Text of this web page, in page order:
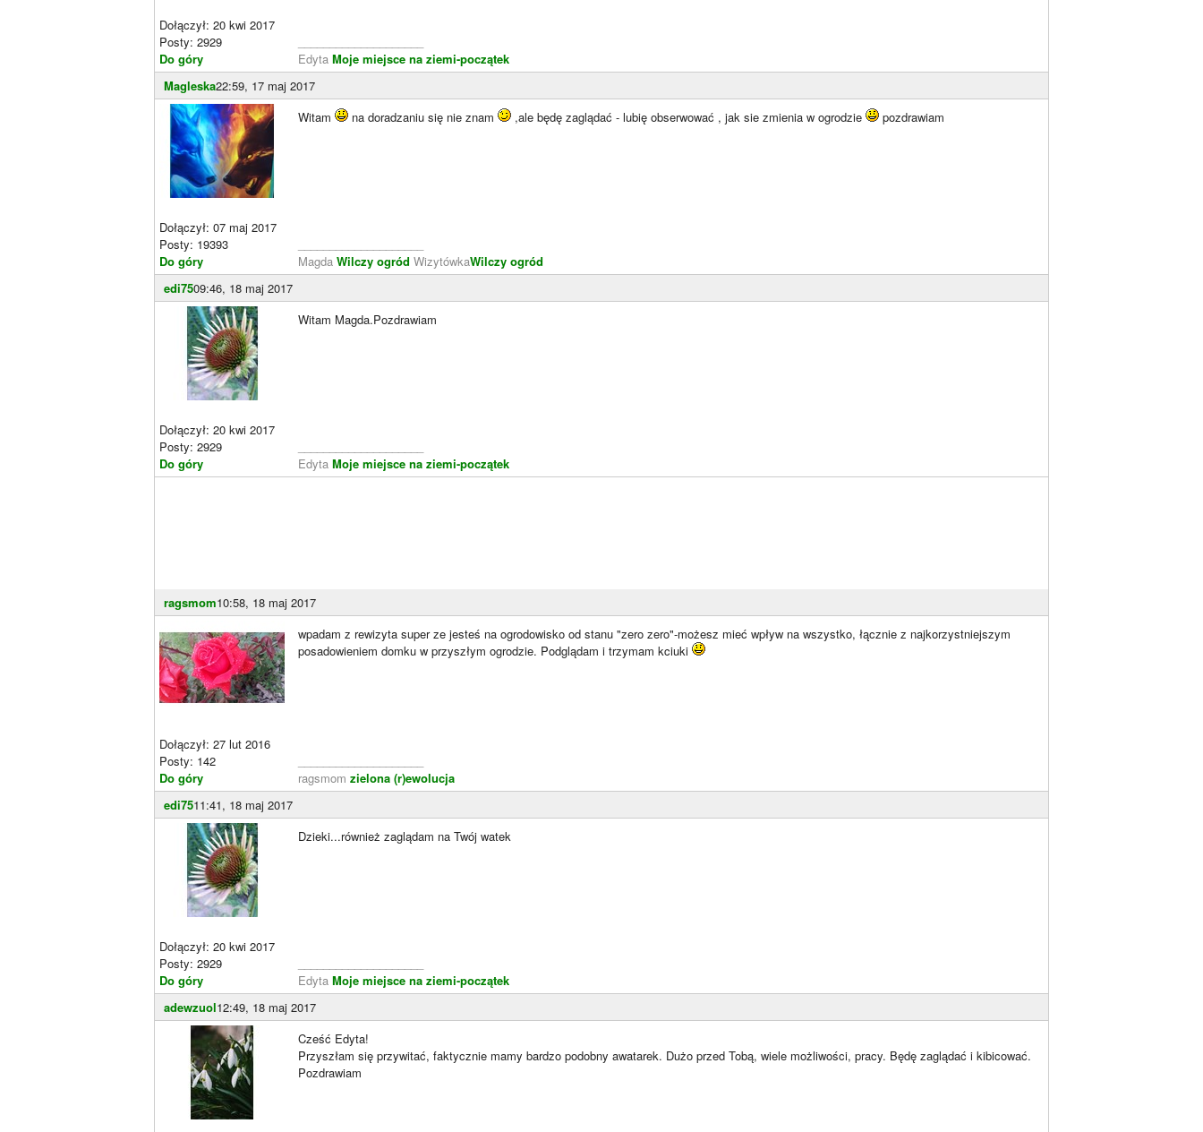
Dołączył: 20 kwi 2017
Posty: 2929
Do góry
Edyta Moje miejsce na ziemi-początek
Magleska22:59, 17 maj 2017
Dołączył: 07 maj 2017
Posty: 19393
Do góry
Witam na doradzaniu się nie znam ,ale będę zaglądać - lubię obserwować , jak sie zmienia w ogrodzie pozdrawiam
Magda Wilczy ogród WizytówkaWilczy ogród
edi7509:46, 18 maj 2017
Dołączył: 20 kwi 2017
Posty: 2929
Do góry
Witam Magda.Pozdrawiam
Edyta Moje miejsce na ziemi-początek
ragsmom10:58, 18 maj 2017
Dołączył: 27 lut 2016
Posty: 142
Do góry
wpadam z rewizyta super ze jesteś na ogrodowisko od stanu "zero zero"-możesz mieć wpływ na wszystko, łącznie z najkorzystniejszym
posadowieniem domku w przyszłym ogrodzie. Podglądam i trzymam kciuki
ragsmom zielona (r)ewolucja
edi7511:41, 18 maj 2017
Dołączył: 20 kwi 2017
Posty: 2929
Do góry
Dzieki...również zaglądam na Twój watek
Edyta Moje miejsce na ziemi-początek
adewzuol12:49, 18 maj 2017
Cześć Edyta!
Przyszłam się przywitać, faktycznie mamy bardzo podobny awatarek. Dużo przed Tobą, wiele możliwości, pracy. Będę zaglądać i kibicować.
Pozdrawiam